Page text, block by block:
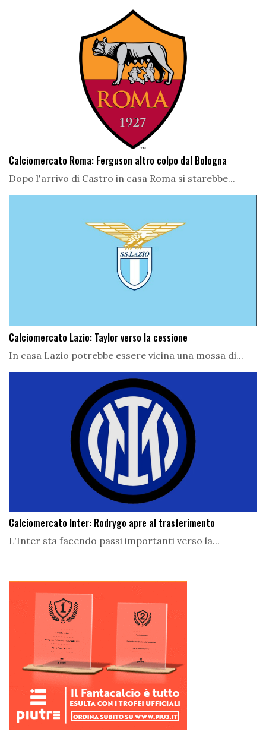
Calciomercato Roma: Ferguson altro colpo dal Bologna
Dopo l'arrivo di Castro in casa Roma si starebbe...
Calciomercato Lazio: Taylor verso la cessione
In casa Lazio potrebbe essere vicina una mossa di...
Calciomercato Inter: Rodrygo apre al trasferimento
L'Inter sta facendo passi importanti verso la...